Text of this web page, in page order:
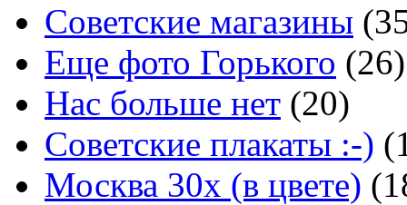
Советские магазины
Еще фото Горького (26)
Нас больше нет (20)
Советские плакаты :-)
Москва 30x (в цвете)